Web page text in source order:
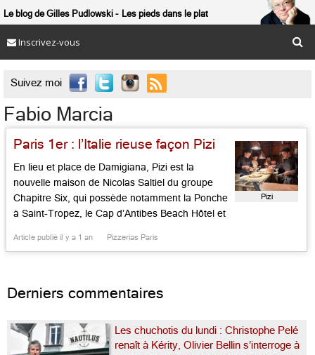
Le blog de Gilles Pudlowski Les pieds dans le plat
Inscrivez-vous
Suivez moi 
Fabio Marcia
Paris 1er : l’Italie rieuse façon Pizi
En lieu et place de Damigiana, Pizi est la
nouvelle maison de Nicolas Saltiel du groupe
Chapitre Six, qui possède notamment la Ponche
à Saint-Tropez, le Cap d’Antibes Beach Hôtel et
Danigo, associé ici à César Gourdou du Club
Article publié il y a 1 an Pizzerias Paris
Pizi
Derniers commentaires
Les chuchotis du lundi : Christophe Pelé
renaît à Kérity, Olivier Bellin s’interroge à